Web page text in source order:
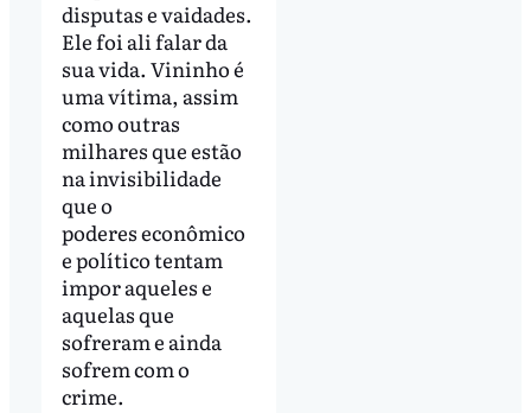
disputas e vaidades.
Ele foi ali falar da
sua vida. Vininho é
uma vítima, assim
como outras
milhares que estão
na invisibilidade
que o
poderes econômico
e político tentam
impor aqueles e
aquelas que
sofreram e ainda
sofrem com o
crime.